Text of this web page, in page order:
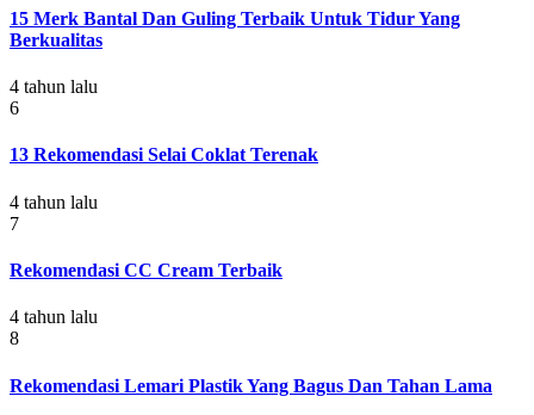
15 Merk Bantal Dan Guling Terbaik Untuk Tidur Yang
Berkualitas
4 tahun lalu
6
13 Rekomendasi Selai Coklat Terenak
4 tahun lalu
7
Rekomendasi CC Cream Terbaik
4 tahun lalu
8
Rekomendasi Lemari Plastik Yang Bagus Dan Tahan Lama